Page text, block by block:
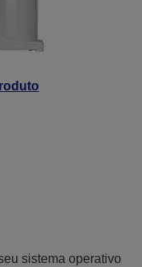
sistema operativo